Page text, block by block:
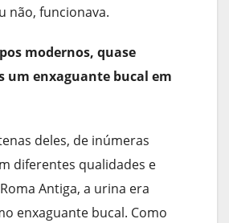
não, funcionava.
modernos, quase
um enxaguante bucal em
deles, de inúmeras
diferentes qualidades e
Antiga, a urina era
enxaguante bucal. Como